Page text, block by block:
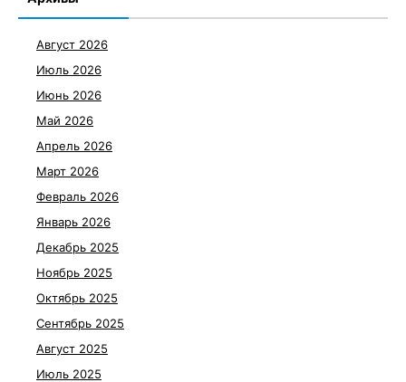
Август 2026
Июль 2026
Июнь 2026
Май 2026
Апрель 2026
Март 2026
Февраль 2026
Январь 2026
Декабрь 2025
Ноябрь 2025
Октябрь 2025
Сентябрь 2025
Август 2025
Июль 2025